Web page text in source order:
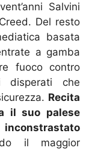
Salvini
Del resto
basata
a gamba
fuoco contro
disperati che
Recita
il suo palese
il maggior